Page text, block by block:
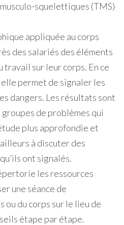
squelettiques (TMS)
appliquée au corps
des salariés des éléments
sur leur corps. En ce
permet de signaler les
dangers. Les résultats sont
de problèmes qui
plus approfondie et
à discuter des
ont signalés.
les ressources
une séance de
ou du corps sur le lieu de
étape par étape.